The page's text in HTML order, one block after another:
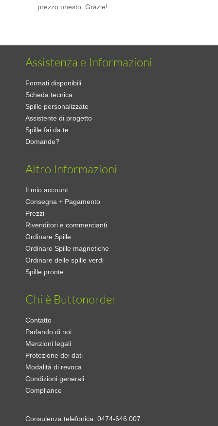
prezzo onesto. Grazie!
Assistenza e Informazioni
Formati disponibili
Scheda tecnica
Spille personalizzate
Assistente di progetto
Spille fai da te
Domande?
Altro Informazioni
Il mio account
Consegna + Pagamento
Prezzi
Rivenditori e commercianti
Ordinare Spille
Ordinare Spille magnetiche
Ordinare delle spille verdi
Spille pronte
Chi è Buttonorder
Contatto
Parlando di noi
Menzioni legali
Protezione dei dati
Modalità di revoca
Condizioni generali
Compliance
Consulenza telefonica:0474-646 007